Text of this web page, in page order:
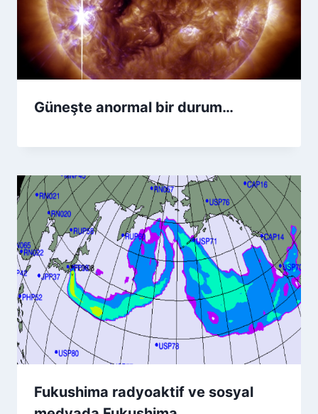
Güneşte anormal bir durum…
Fukushima radyoaktif ve sosyal